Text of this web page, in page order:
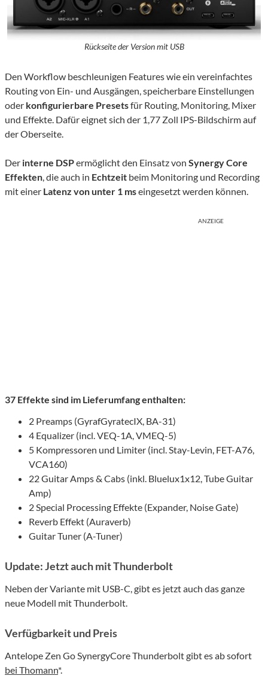
Rückseite der Version mit USB
Den Workflow beschleunigen Features wie ein vereinfachtes
Routing von Ein- und Ausgängen, speicherbare Einstellungen
oder konfigurierbare Presetsfür Routing, Monitoring, Mixer
und Effekte. Dafür eignet sich der 1,77 Zoll IPS-Bildschirm auf
der Oberseite.
Der interne DSPermöglicht den Einsatz von Synergy Core
Effekten, die auch in Echtzeit beim Monitoring und Recording
mit einer Latenz von unter 1 mseingesetzt werden können.
ANZEIGE
37 Effekte sind im Lieferumfang enthalten:
2 Preamps (GyrafGyratecIX, BA-31)
4 Equalizer (incl. VEQ-1A, VMEQ-5)
5 Kompressoren und Limiter (incl. Stay-Levin, FET-A76,
VCA160)
22 Guitar Amps & Cabs (inkl. Bluelux1x12, Tube Guitar
Amp)
2 Special Processing Effekte (Expander, Noise Gate)
Reverb Effekt (Auraverb)
Guitar Tuner (A-Tuner)
Update: Jetzt auch mit Thunderbolt
Neben der Variante mit USB-C, gibt es jetzt auch das ganze
neue Modell mit Thunderbolt.
Verfügbarkeit und Preis
Antelope Zen Go SynergyCore Thunderbolt gibt es ab sofort
bei Thomann*.